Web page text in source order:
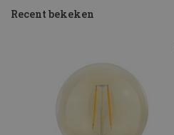
Recent bekeken